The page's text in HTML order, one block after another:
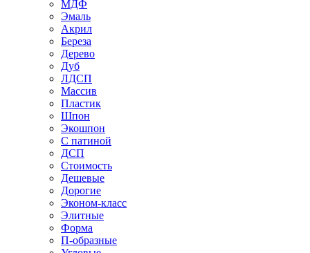
МДФ
Эмаль
Акрил
Береза
Дерево
Дуб
ЛДСП
Массив
Пластик
Шпон
Экошпон
С патиной
ДСП
Стоимость
Дешевые
Дорогие
Эконом-класс
Элитные
Форма
П-образные